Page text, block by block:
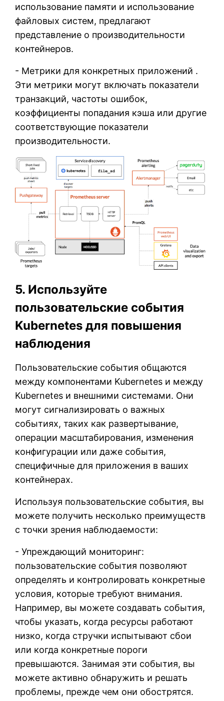
использование памяти и использование
файловых систем, предлагают
представление о производительности
контейнеров.
- Метрики для конкретных приложений .
Эти метрики могут включать показатели
транзакций, частоты ошибок,
коэффициенты попадания кэша или другие
соответствующие показатели
производительности.
5. Используйте
пользовательские события
Kubernetes для повышения
наблюдения
Пользовательские события общаются
между компонентами Kubernetes и между
Kubernetes и внешними системами. Они
могут сигнализировать о важных
событиях, таких как развертывание,
операции масштабирования, изменения
конфигурации или даже события,
специфичные для приложения в ваших
контейнерах.
Используя пользовательские события, вы
можете получить несколько преимуществ
с точки зрения наблюдаемости:
- Упреждающий мониторинг:
пользовательские события позволяют
определять и контролировать конкретные
условия, которые требуют внимания.
Например, вы можете создавать события,
чтобы указать, когда ресурсы работают
низко, когда стручки испытывают сбои
или когда конкретные пороги
превышаются. Занимая эти события, вы
можете активно обнаружить и решать
проблемы, прежде чем они обострятся.